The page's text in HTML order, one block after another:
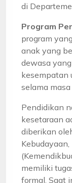
di
Program
program
anak yang
dewasa
kesempatan
selama
Pendidikan
kesetaraan
diberikan
memiliki
formal. Saat